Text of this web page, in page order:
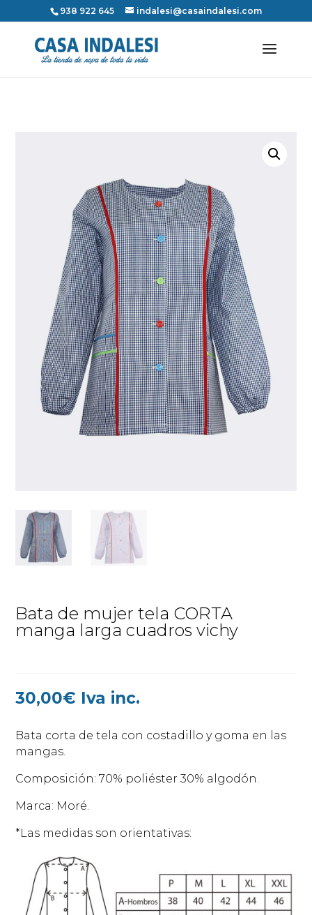
938 922 645 indalesi@casaindalesi.com
Bata de mujer tela CORTA
manga larga cuadros vichy
30,00€ Iva inc.
Bata corta de tela con costadillo y goma en las
mangas.
Composición: 70% poliéster 30% algodón.
Marca: Moré.
*Las medidas son orientativas: